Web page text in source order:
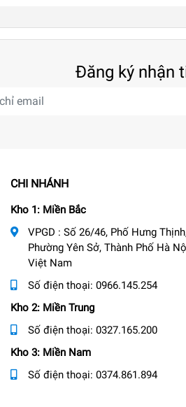
Đăng ký nhận
CHI NHÁNH
Kho 1: Miền Bắc
VPGD : Số 26/46, Phố Hưng
Phường Yên Sở, Thành Phố Hà
Việt Nam
Số điện thoại: 0966.145.254
Kho 2: Miền Trung
Số điện thoại: 0327.165.200
Kho 3: Miền Nam
Số điện thoại: 0374.861.894